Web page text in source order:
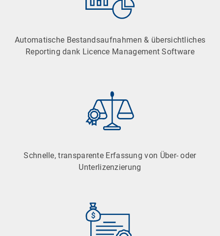
Automatische Bestandsaufnahmen & übersichtliches
Reporting dank Licence Management Software
Schnelle, transparente Erfassung von Über- oder
Unterlizenzierung